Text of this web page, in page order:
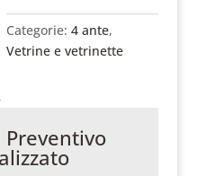
Categorie:4 ante,
Vetrine e vetrinette